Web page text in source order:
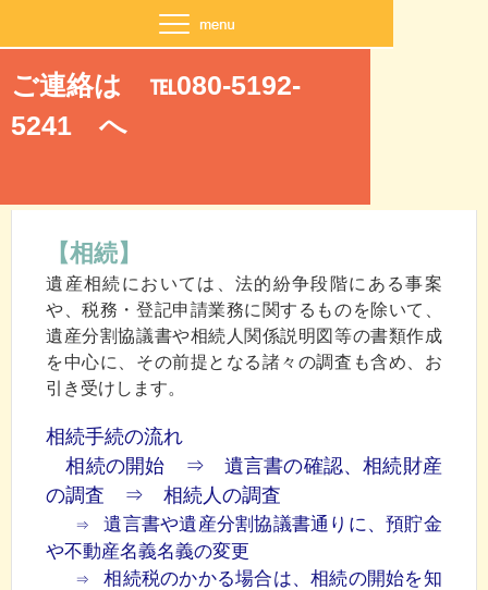
ご連絡は ℡080-5192-
5241 へ
【相続】
遺産相続においては、法的紛争段階にある事案
や、税務・登記申請業務に関するものを除いて、
遺産分割協議書や相続人関係説明図等の書類作成
を中心に、その前提となる諸々の調査も含め、お
引き受けします。
相続手続の流れ
相続の開始 ⇒ 遺言書の確認、相続財産
の調査 ⇒ 相続人の調査
⇒
遺言書や遺産分割協議書通りに、預貯金
や不動産名義名義の変更
⇒相続税のかかる場合は、相続の開始を知